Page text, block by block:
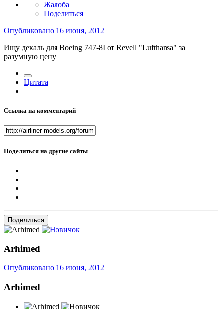
Жалоба
Поделиться
Опубликовано 16 июня, 2012
Ищу декаль для Boeing 747-8I от Revell "Lufthansa" за
разумную цену.
Цитата
Ссылка на комментарий
Поделиться на другие сайты
Поделиться
Arhimed
Опубликовано 16 июня, 2012
Arhimed